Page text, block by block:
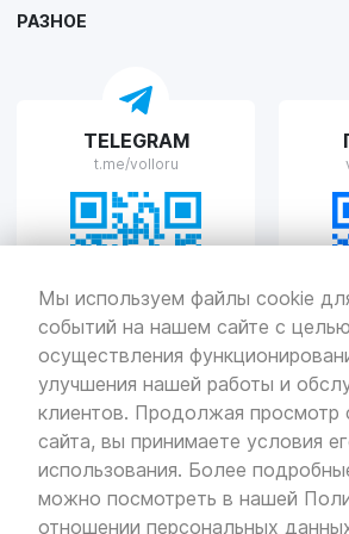
Мы используем файлы cookie
событий на нашем сайте с целью
осуществления
улучшения нашей работы и
клиентов. Продолжая просмотр
сайта, вы принимаете условия
использования. Более
можно посмотреть в нашей
отношении персональных
VOLLO Рязань
г. Рязань, улица Островского, д.109/2
Пн-Пт с 9:00 до 20:00, Сб-Вс
VOLLO Тверь
г. Тверь, проспект Николая
Пн-Пт с 9:00 до 19:00 Сб-Вс с 10:00
РАЗНОЕ
TELEGRAM
t.me/volloru
© Все права защищены. Информация
об авторских правах.
Политикаконфиденциальности
Разработкаи продвижение — «SeoOlimp»